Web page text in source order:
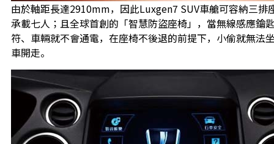
由於軸距長達2910mm，因此Luxgen7 SUV車艙可容納三排
承載七人；且全球首創的「智慧防盜座椅」，當無線感應鑰
符、車輛就不會通電，在座椅不後退的前提下，小偷就無法
車開走。